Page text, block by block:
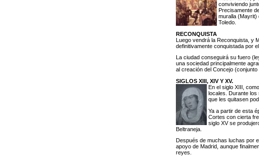
conviviendo
Precisamente
muralla (Mayrit)
Toledo.
RECONQUISTA
Luego vendrá la Reconquista, y
definitivamente conquistada por
La ciudad conseguirá su fuero
una sociedad principalmente
al creación del Concejo
SIGLOS XIII, XIV Y XV.
En el siglo XIII,
locales. Durante los
que les quitasen
Ya a partir de esta
Cortes con cierta
siglo XV se
Beltraneja.
Después de muchas luchas por
apoyo de Madrid, aunque
reyes.